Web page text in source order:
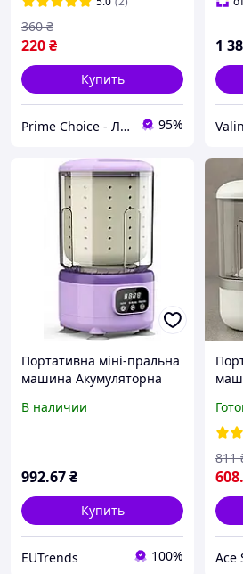
220₴
360 ₴
Купить
Prime Choice - Лучший выбор 95%
1
Портативна міні-пральна
машина Акумуляторна
та віджиму невеликих
В наличии
992.67₴
Купить
EUTrends 100%
608
811
Ace